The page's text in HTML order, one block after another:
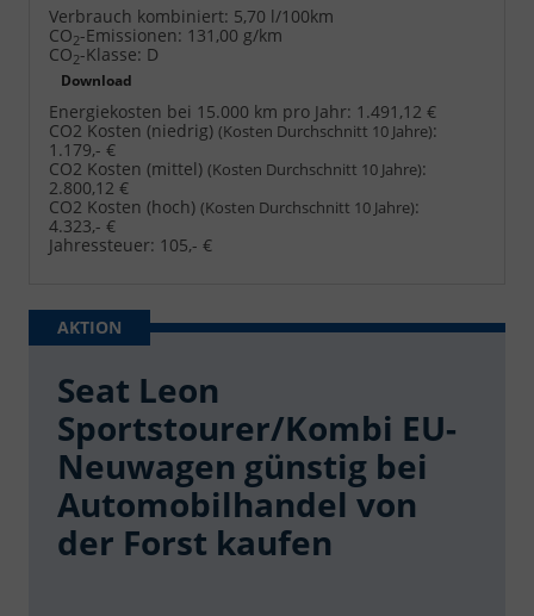
Verbrauch kombiniert: 5,70 l/100km
CO2-Emissionen: 131,00 g/km
CO2-Klasse: D
Download
Energiekosten bei 15.000 km pro Jahr: 1.491,12 €
CO2 Kosten (niedrig) (Kosten Durchschnitt 10 Jahre):
1.179,- €
CO2 Kosten (mittel) (Kosten Durchschnitt 10 Jahre):
2.800,12 €
CO2 Kosten (hoch) (Kosten Durchschnitt 10 Jahre):
4.323,- €
Jahressteuer: 105,- €
Seat Leon
Sportstourer/Kombi EU-
Neuwagen günstig bei
Automobilhandel von
der Forst kaufen